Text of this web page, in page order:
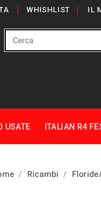
IL
WHISHLIST
USATE ITALIAN R4
Ricambi